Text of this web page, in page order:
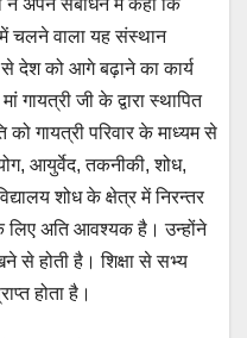
ने अपने संबोधन में कहा कि
में चलने वाला यह संस्थान
देश को आगे बढ़ाने का कार्य
गायत्री जी के द्वारा स्थापित
गायत्री परिवार के माध्यम से
आयुर्वेद, तकनीकी, शोध,
शोध के क्षेत्र में निरन्तर
लिए अति आवश्यक है। उन्होंने
से होती है। शिक्षा से सभ्य
होता है।